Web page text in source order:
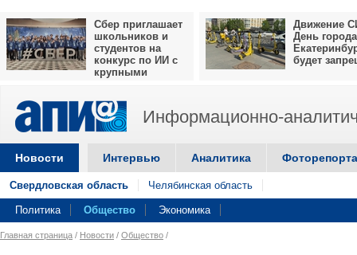
Сбер приглашает
школьников и
студентов на
конкурс по ИИ с
крупными
Движение
День города
будет
Информационно-
Новости Интервью Аналитика
Свердловская область Челябинская область
Политика Общество Экономика
Главная страница / Новости / Общество /